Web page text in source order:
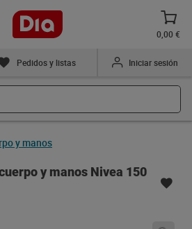
0,00 €
Pedidos y listas Iniciar sesión
y manos
y manos Nivea 150